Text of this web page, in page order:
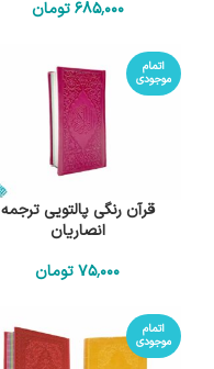
685٬000 تومان
اتمام
موجودی
قرآن رنگی پالتویی ترجمه
انصاریان
75٬000تومان
اتمام
موجودی